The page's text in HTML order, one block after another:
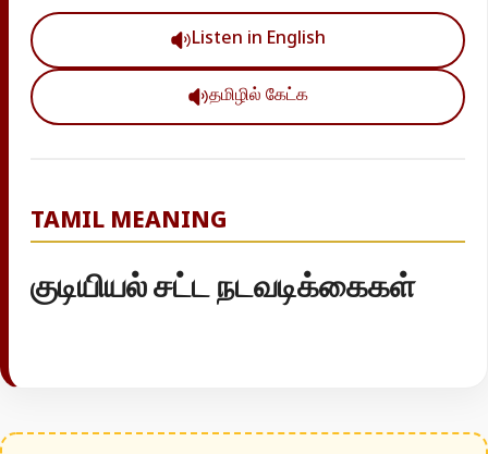
Listen in English
தமிழில் கேட்க
TAMIL MEANING
குடியியல் சட்ட நடவடிக்கைகள்